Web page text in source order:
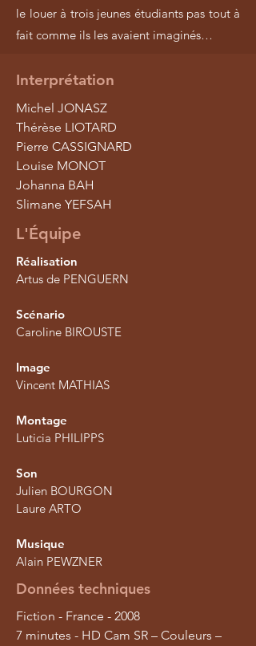
le louer à trois jeunes étudiants pas tout à
fait comme ils les avaient imaginés…
Interprétation
Michel JONASZ
Thérèse LIOTARD
Pierre CASSIGNARD
Louise MONOT
Johanna BAH
Slimane YEFSAH
L'Équipe
Réalisation
Artus de PENGUERN
Scénario
Caroline BIROUSTE
Image
Vincent MATHIAS
Montage
Luticia PHILIPPS
Son
Julien BOURGON
Laure ARTO
Musique
Alain PEWZNER
Données techniques
Fiction - France - 2008
7 minutes - HD Cam SR – Couleurs –